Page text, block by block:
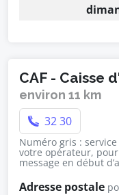
CAF - Caisse
environ 11 km
32 30
Numéro gris :
votre opérateur,
message en début
Adresse postale